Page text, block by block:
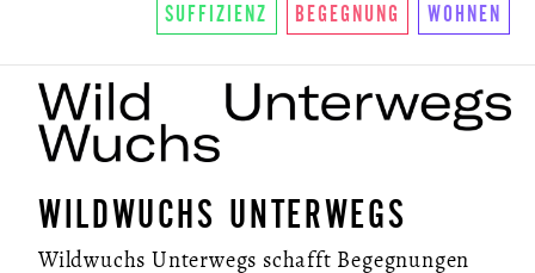
SUFFIZIENZ BEGEGNUNG WOHNEN
WILDWUCHS UNTERWEGS
Wildwuchs Unterwegs schafft Begegnungen